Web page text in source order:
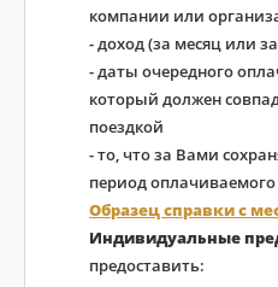
компании или
- доход (за месяц или
- даты очередного
который должен
поездкой
- то, что за Вами
период оплачиваемого
Образец справки с
Индивидуальные
предоставить: